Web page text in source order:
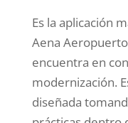
Es la aplicación
Aena
encuentra en
modernización.
diseñada